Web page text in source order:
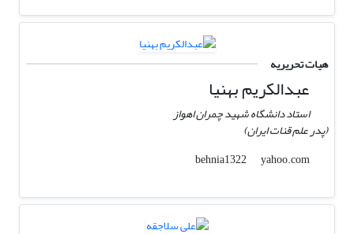
هیات تحریریه
عبدالکریم بهنیا
استاد دانشگاه شهید چمران اهواز
(پدر علم قنات ایران)
behnia1322
yahoo.com